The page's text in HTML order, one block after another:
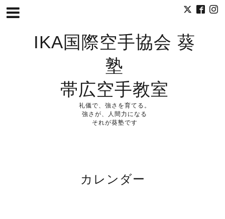
IKA国際空手協会 葵
塾
帯広空手教室
礼儀で、強さを育てる。
強さが、人間力になる
それが葵塾です
カレンダー